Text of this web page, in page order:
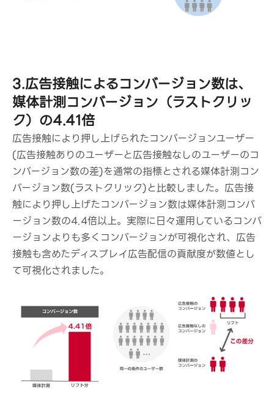
3.広告接触によるコンバージョン数は、
媒体計測コンバージョン（ラストクリッ
ク）の4.41倍
広告接触により押し上げられたコンバージョンユーザー
(広告接触ありのユーザーと広告接触なしのユーザーのコ
ンバージョン数の差)を通常の指標とされる媒体計測コン
バージョン数(ラストクリック)と比較しました。広告接
触により押し上げたコンバージョン数は媒体計測コンバ
ージョン数の4.4倍以上。実際に日々運用しているコンバ
ージョンよりも多くコンバージョンが可視化され、広告
接触も含めたディスプレイ広告配信の貢献度が数値とし
て可視化されました。